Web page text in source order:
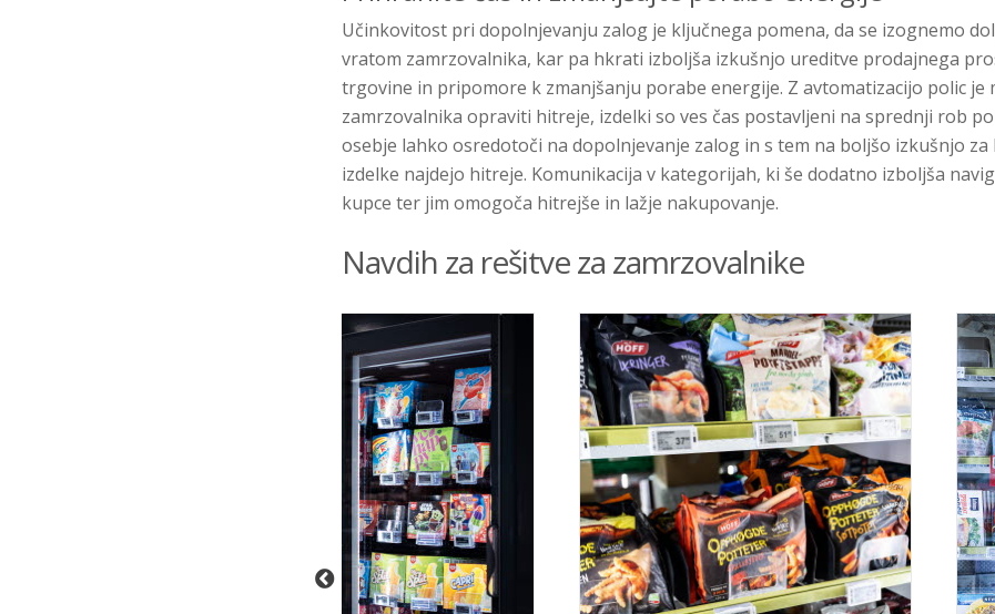
Učinkovitost pri dopolnjevanju zalog je ključnega pomena, da se izognemo
vratom zamrzovalnika, kar pa hkrati izboljša izkušnjo ureditve prodajnega
trgovine in pripomore k zmanjšanju porabe energije. Z avtomatizacijo polic je
zamrzovalnika opraviti hitreje, izdelki so ves čas postavljeni na sprednji rob
osebje lahko osredotoči na dopolnjevanje zalog in s tem na boljšo izkušnjo za
izdelke najdejo hitreje. Komunikacija v kategorijah, ki še dodatno izboljša
kupce ter jim omogoča hitrejše in lažje nakupovanje.
Navdih za rešitve za zamrzovalnike